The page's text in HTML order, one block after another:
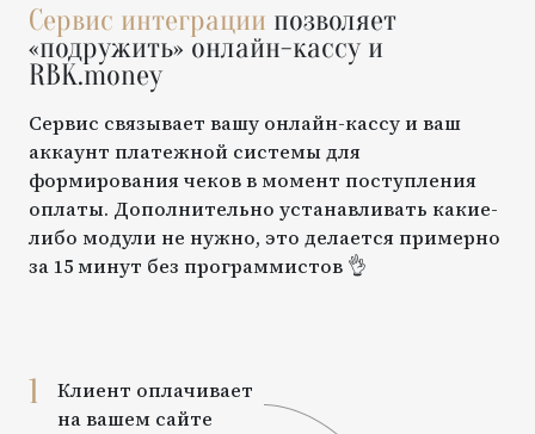
Сервис интеграции позволяет
«подружить» онлайн-кассу и
RBK.money
Сервис связывает вашу онлайн-кассу и ваш
аккаунт платежной системы для
формирования чеков в момент поступления
оплаты. Дополнительно устанавливать какие-
либо модули не нужно, это делается примерно
за 15 минут без программистов 👌
1
Клиент оплачивает
на вашем сайте